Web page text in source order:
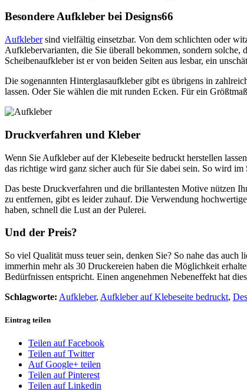
Besondere Aufkleber bei Designs66
Aufklebersind vielfältig einsetzbar. Von dem schlichten oder
Aufklebervarianten, die Sie überall bekommen, sondern
Scheibenaufkleber ist er von beiden Seiten aus lesbar, ein
Die sogenannten Hinterglasaufkleber gibt es übrigens in
lassen. Oder Sie wählen die mit runden Ecken. Für ein
Druckverfahren und Kleber
Wenn Sie Aufkleber auf der Klebeseite bedruckt herstellen
das richtige wird ganz sicher auch für Sie dabei sein. So wird im
Das beste Druckverfahren und die brillantesten Motive nützen
zu entfernen, gibt es leider zuhauf. Die Verwendung
haben, schnell die Lust an der Pulerei.
Und der Preis?
So viel Qualität muss teuer sein, denken Sie? So nahe das
immerhin mehr als 30 Druckereien haben die Möglichkeit
Bedürfnissen entspricht. Einen angenehmen Nebeneffekt hat
Schlagworte: Aufkleber, Aufkleber auf Klebeseite bedruckt,
Eintrag teilen
Teilen auf Facebook
Teilen auf Twitter
Auf Google+ teilen
Teilen auf Pinterest
Teilen auf Linkedin